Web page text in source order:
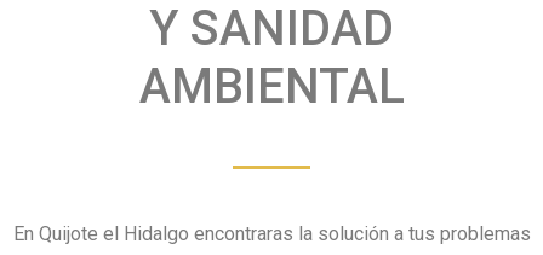
Y SANIDAD
AMBIENTAL
En Quijote el Hidalgo encontraras la solución a tus problemas